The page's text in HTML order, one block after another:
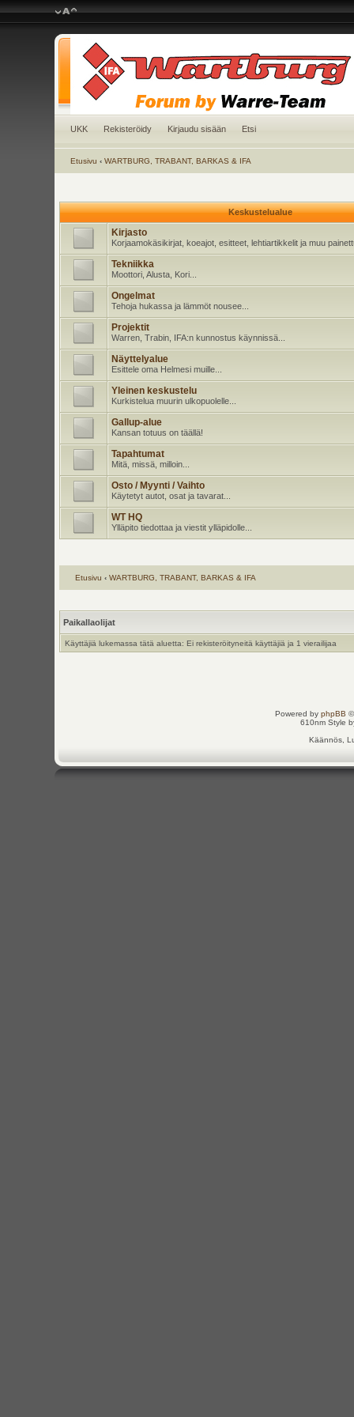
UKK Rekisteröidy Kirjaudu sisään Etsi
Etusivu ‹ WARTBURG, TRABANT, BARKAS & IFA
Keskustelualue
Kirjasto
Korjaamokäsikirjat, koeajot, esitteet, lehtiartikkelit ja muu
Tekniikka
Moottori, Alusta, Kori...
Ongelmat
Tehoja hukassa ja lämmöt nousee...
Projektit
Warren, Trabin, IFA:n kunnostus käynnissä...
Näyttelyalue
Esittele oma Helmesi muille...
Yleinen keskustelu
Kurkistelua muurin ulkopuolelle...
Gallup-alue
Kansan totuus on täällä!
Tapahtumat
Mitä, missä, milloin...
Osto / Myynti / Vaihto
Käytetyt autot, osat ja tavarat...
WT HQ
Ylläpito tiedottaa ja viestit ylläpidolle...
Etusivu ‹ WARTBURG, TRABANT, BARKAS & IFA
Paikallaolijat
Käyttäjiä lukemassa tätä aluetta: Ei rekisteröityneitä käyttäjiä ja 1 vierailijaa
Powered by phpBB
610nm Style
Käännös,